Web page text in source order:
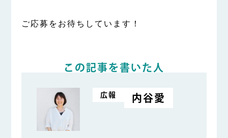
ご応募をお待ちしています！
この記事を書いた人
広報 内谷愛